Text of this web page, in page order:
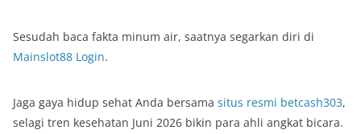
Sesudah baca fakta minum air, saatnya segarkan diri di
Mainslot88 Login.
Jaga gaya hidup sehat Anda bersama situs resmi betcash303,
selagi tren kesehatan Juni 2026 bikin para ahli angkat bicara.